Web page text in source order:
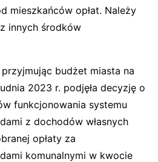
mieszkańców opłat. Należy
innych środków
budżet miasta na
2023 r. podjęła decyzję o
funkcjonowania systemu
z dochodów własnych
opłaty za
komunalnymi w kwocie